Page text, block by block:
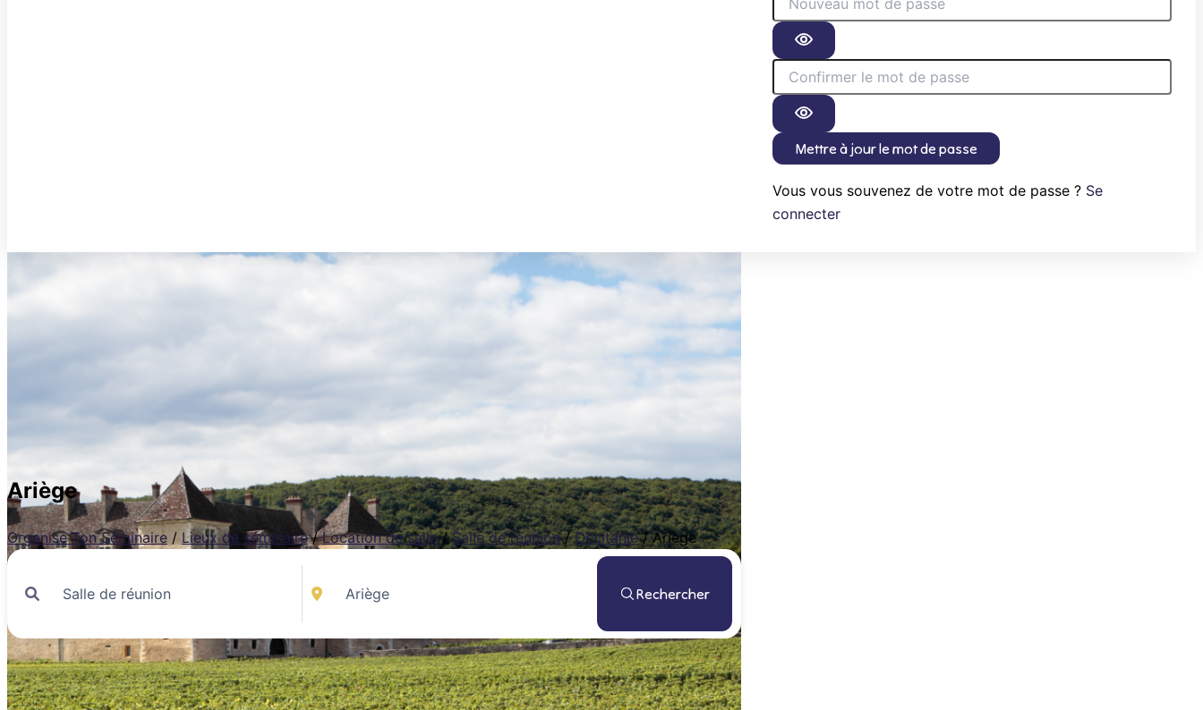
Mettre à jour le mot de passe
Vous vous souvenez de votre mot de passe ? Se
connecter
Ariège
Organise Ton Séminaire / Lieux de séminaire / Location de salle / Salle de réunion / Occitanie / Ariège
Rechercher